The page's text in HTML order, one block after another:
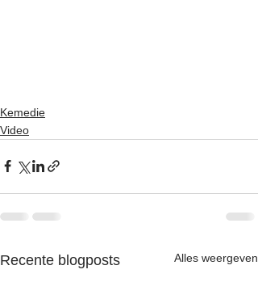
Kemedie
Video
Recente blogposts Alles weergeven